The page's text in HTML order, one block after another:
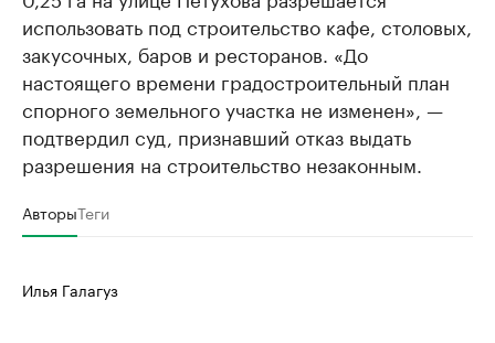
использовать под строительство кафе, столовых,
закусочных, баров и ресторанов. «До
настоящего времени градостроительный план
спорного земельного участка не изменен», —
подтвердил суд, признавший отказ выдать
разрешения на строительство незаконным.
АвторыТеги
Илья Галагуз